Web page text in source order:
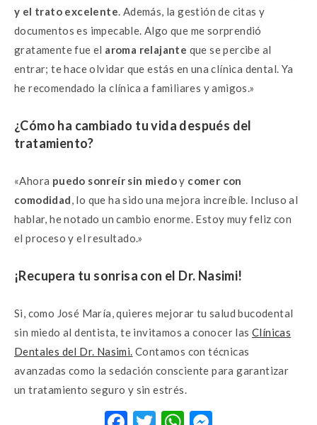
y el trato excelente. Además, la gestión de citas y
documentos es impecable. Algo que me sorprendió
gratamente fue el aroma relajante que se percibe al
entrar; te hace olvidar que estás en una clínica dental. Ya
he recomendado la clínica a familiares y amigos.»
¿Cómo ha cambiado tu vida después del
tratamiento?
«Ahora puedo sonreír sin miedoy comer con
comodidad, lo que ha sido una mejora increíble. Incluso al
hablar, he notado un cambio enorme. Estoy muy feliz con
el proceso y el resultado.»
¡Recupera tu sonrisa con el Dr. Nasimi!
Si, como José María, quieres mejorar tu salud bucodental
sin miedo al dentista, te invitamos a conocer las Clínicas
Dentales del Dr. Nasimi. Contamos con técnicas
avanzadas como la sedación consciente para garantizar
un tratamiento seguro y sin estrés.